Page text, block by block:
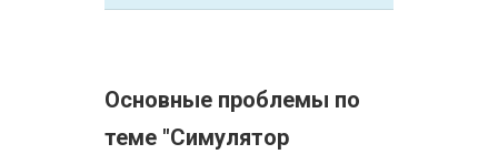
Основные проблемы по
теме "Симулятор